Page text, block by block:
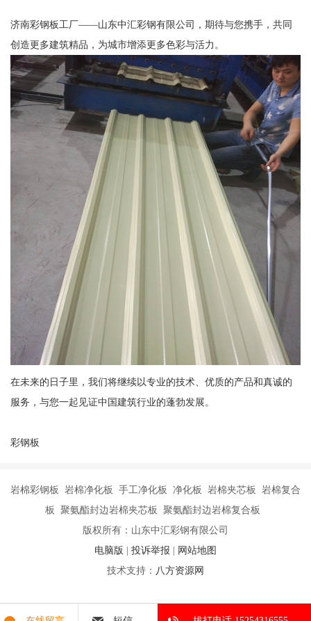
济南彩钢板工厂——山东中汇彩钢有限公司，期待与您携手，共同
创造更多建筑精品，为城市增添更多色彩与活力。
在未来的日子里，我们将继续以专业的技术、优质的产品和真诚的
服务，与您一起见证中国建筑行业的蓬勃发展。
彩钢板
岩棉彩钢板 岩棉净化板 手工净化板 净化板 岩棉夹芯板 岩棉复合
板 聚氨酯封边岩棉夹芯板 聚氨酯封边岩棉复合板
版权所有：山东中汇彩钢有限公司
电脑版 | 投诉举报 | 网站地图
技术支持： 八方资源网